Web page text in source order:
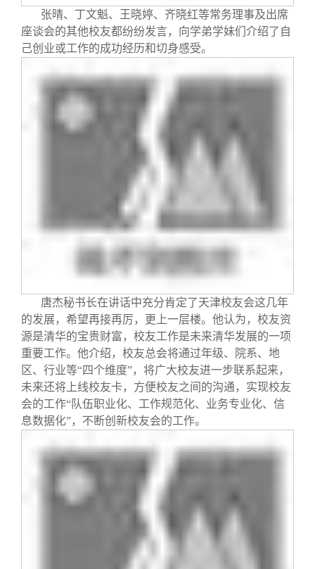
张晴、丁文魁、王晓婷、齐晓红等常务理事及出席
座谈会的其他校友都纷纷发言，向学弟学妹们介绍了自
己创业或工作的成功经历和切身感受。
唐杰秘书长在讲话中充分肯定了天津校友会这几年
的发展，希望再接再厉，更上一层楼。他认为，校友资
源是清华的宝贵财富，校友工作是未来清华发展的一项
重要工作。他介绍，校友总会将通过年级、院系、地
区、行业等“四个维度”，将广大校友进一步联系起来，
未来还将上线校友卡，方便校友之间的沟通，实现校友
会的工作“队伍职业化、工作规范化、业务专业化、信
息数据化”，不断创新校友会的工作。